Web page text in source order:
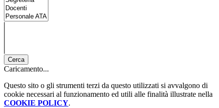
Cerca
Caricamento...
Questo sito o gli strumenti terzi da questo utilizzati si avvalgono di
cookie necessari al funzionamento ed utili alle finalità illustrate nella
COOKIE POLICY.